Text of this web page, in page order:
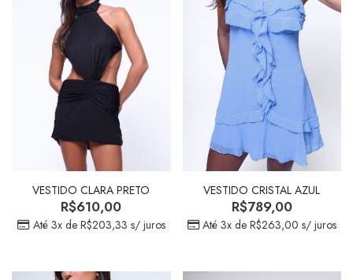
VESTIDO CLARA PRETO
R$610,00
Até 3x de R$203,33 s/ juros
VESTIDO CRISTAL AZUL
R$789,00
Até 3x de R$263,00 s/ juros